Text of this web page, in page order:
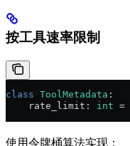
按工具速率限制
class ToolMetadata :
    rate_limit:
int =
使用令牌桶算法实现：